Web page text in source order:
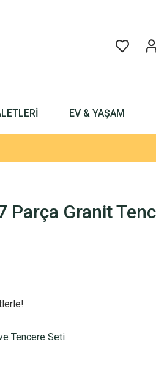
EV & YAŞAM
Parça Granit
Tencere Seti